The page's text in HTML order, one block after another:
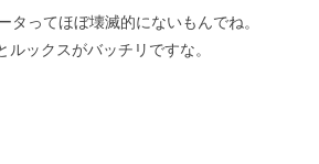
タってほぼ壊滅的にないもんでね。
ックスがバッチリですな。